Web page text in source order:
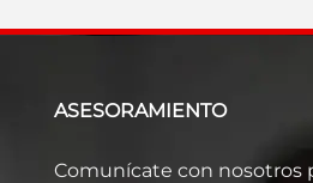
ASESORAMIENTO
Comunícate con nosotros